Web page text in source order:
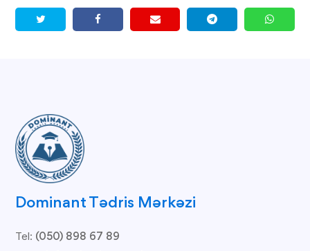
Dominant Tədris Mərkəzi
Tel: (050) 898 67 89